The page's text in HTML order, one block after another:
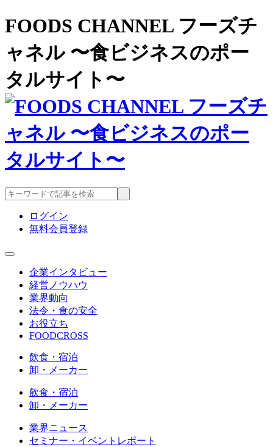
FOODS CHANNEL フーズチ
ャネル 〜食ビジネスのポー
タルサイト〜
ログイン
無料会員登録
企業インタビュー
経営ノウハウ
業界動向
法令・食の安全
お役立ち
FOODCROSS
飲食・宿泊
卸・メーカー
飲食・宿泊
卸・メーカー
業界ニュース
セミナー・イベントレポート